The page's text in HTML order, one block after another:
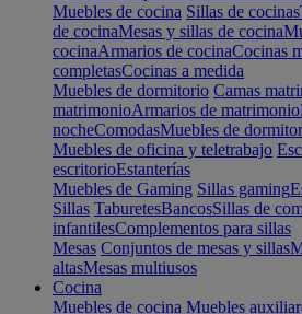
Muebles de cocina Sillas de cocinas
de cocinaMesas y sillas de cocina
cocinaArmarios de cocinaCocinas
completasCocinas a medida
Muebles de dormitorio Camas
matrimonioArmarios de matrimonio
nocheComodasMuebles de
Muebles de oficina y teletrabajo
escritorioEstanterías
Muebles de Gaming Sillas gaming
Sillas TaburetesBancosSillas de
infantilesComplementos para sillas
Mesas Conjuntos de mesas y sillas
altasMesas multiusos
Cocina
Muebles de cocina Muebles